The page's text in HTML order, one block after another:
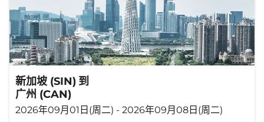
新加坡 (SIN) 到
广州 (CAN)
2026年09月01日(周二) - 2026年09月08日(周二)